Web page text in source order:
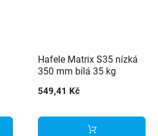
Hafele Matrix S35 nízká
350 mm bílá 35 kg
549,41 Kč